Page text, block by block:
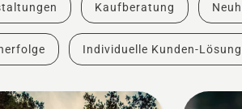
Kaufberatung
Individuelle Kunden-